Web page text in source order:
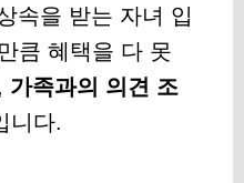
속을 받는 자녀 입
큼 혜택을 다 못
가족과의 의견 조
니다.